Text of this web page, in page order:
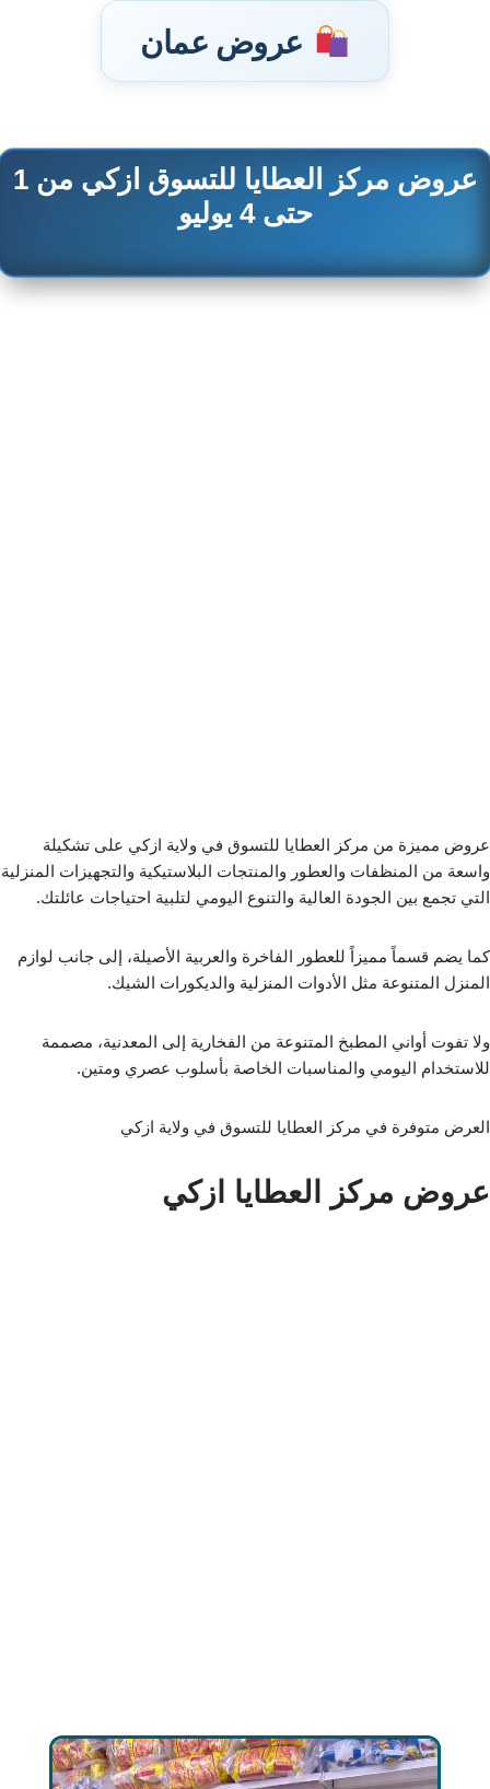
عروض عمان
تخطى
إلى
عروض مركز العطايا للتسوق ازكي من 1
حتى 4 يوليو
عروض مميزة من مركز العطايا للتسوق في ولاية ازكي على تشكيلة
واسعة من المنظفات والعطور والمنتجات البلاستيكية والتجهيزات المنزلية
التي تجمع بين الجودة العالية والتنوع اليومي لتلبية احتياجات عائلتك.
كما يضم قسماً مميزاً للعطور الفاخرة والعربية الأصيلة، إلى جانب لوازم
المنزل المتنوعة مثل الأدوات المنزلية والديكورات الشيك.
ولا تفوت أواني المطبخ المتنوعة من الفخارية إلى المعدنية، مصممة
للاستخدام اليومي والمناسبات الخاصة بأسلوب عصري ومتين.
العرض متوفرة في مركز العطايا للتسوق في ولاية ازكي
عروض مركز العطايا ازكي